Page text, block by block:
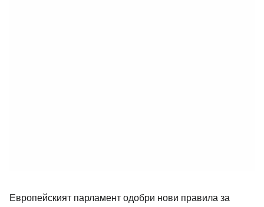
Европейският парламент одобри нови правила за